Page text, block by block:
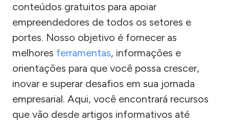
conteúdos gratuitos para apoiar
empreendedores de todos os setores e
portes. Nosso objetivo é fornecer as
melhores ferramentas, informações e
orientações para que você possa crescer,
inovar e superar desafios em sua jornada
empresarial. Aqui, você encontrará recursos
que vão desde artigos informativos até